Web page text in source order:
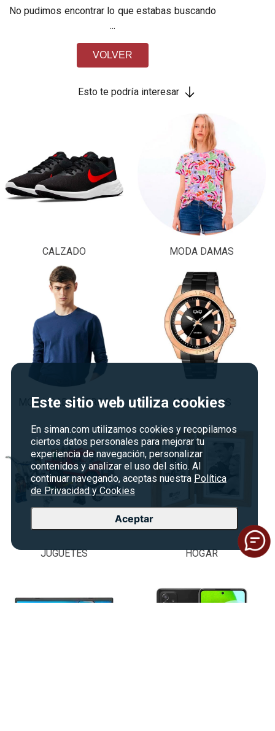
Este sitio web utiliza cookies
En siman.com utilizamos cookies y recopilamos
ciertos datos personales para mejorar tu
experiencia de navegación, personalizar
contenidos y analizar el uso del sitio. Al
continuar navegando, aceptas nuestra Política
de Privacidad y Cookies
Aceptar
No pudimos encontrar lo que estabas buscando
...
VOLVER
Esto te podría interesar
CALZADO MODA DAMAS
MODA CABALLEROS ACCESORIOS
JUGUETES HOGAR